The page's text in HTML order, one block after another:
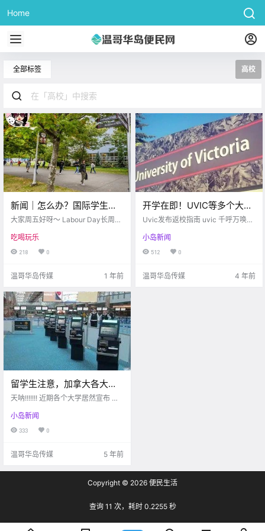
Home
全部标签 高校
新闻｜怎么办？国际学生大
减，加拿大高校压力山大！
大家周五好呀～ Labour Day长周末
准备好好放松享受啦 我们的首条文
章精选了 维多利亚本地的精彩活动
吃喝玩乐
218 0
温哥华岛传媒 1 年前
开学在即！UVIC等多个大学
筹备开学防疫指南奉上！！
店，竟是因为。。
Uvic发布返校指南 uvic 千呼万唤始
返回校内的上面授课的小伙伴们 你
们准备好了嘛？ Uvic负责人表示 所
小岛新闻
512 0
温哥华岛传媒 4 年前
留学生注意，加拿大各大高
校官宣9月复课重开！包括
天呐!!!!!!! 近期各个大学居然宣布 学
渐习惯了晚上8点起床、下午1点睡
觉 在国内过着 "阴间时差"的小伙伴
们 听到这个消息后是否非常激动
小岛新闻
333 0
温哥华岛传媒 5 年前
Copyright © 2026 便民生活
查询 11 次，耗时 0.2255 秒